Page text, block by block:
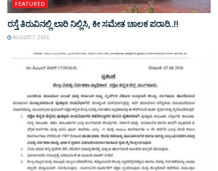
FEATURED
ರಸ್ತೆ ತಿರುವಿನಲ್ಲಿ ಲಾರಿ ನಿಲ್ಲಿಸಿ, ಕೀ ಸಮೇತ ಚಾಲಕ ಪರಾರಿ..!!
AUGUST 7, 2026